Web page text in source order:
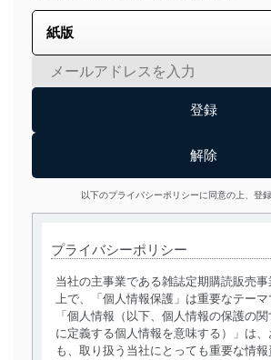
以下のプライバシーポリシーに同意の上、登録
プライバシーポリシー
当社の主事業である雑誌定期購読販売事
上で、「個人情報保護」は重要なテーマ
「個人情報（以下、個人情報の保護の
に定義する個人情報を意味する）」は
も、取り扱う当社にとっても重要な情